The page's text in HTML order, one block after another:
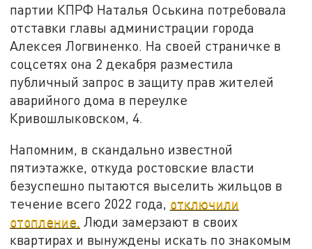
партии КПРФ Наталья Оськина потребовала
отставки главы администрации города
Алексея Логвиненко. На своей страничке в
соцсетях она 2 декабря разместила
публичный запрос в защиту прав жителей
аварийного дома в переулке
Кривошлыковском, 4.
Напомним, в скандально известной
пятиэтажке, откуда ростовские власти
безуспешно пытаются выселить жильцов в
течение всего 2022 года, отключили
отопление. Люди замерзают в своих
квартирах и вынуждены искать по знакомым